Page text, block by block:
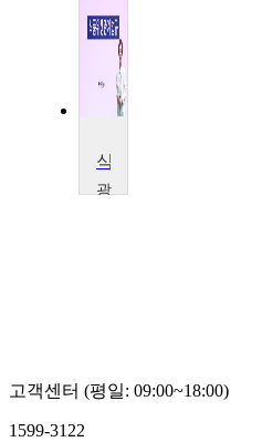
광
고객센터 (평일: 09:00~18:00)
1599-3122